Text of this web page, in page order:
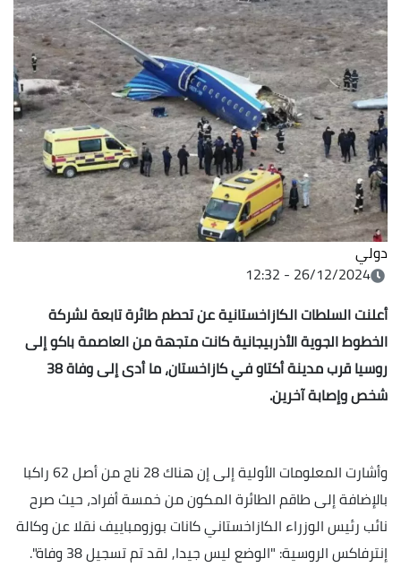
دولي
26/12/2024 - 12:32
أعلنت السلطات الكازاخستانية عن تحطم طائرة تابعة لشركة
الخطوط الجوية الأذربيجانية كانت متجهة من العاصمة باكو إلى
روسيا قرب مدينة أكتاو في كازاخستان، ما أدى إلى وفاة 38
شخص وإصابة آخرين.
وأشارت المعلومات الأولية إلى إن هناك 28 ناج من أصل 62 راكبا
بالإضافة إلى طاقم الطائرة المكون من خمسة أفراد، حيث صرح
نائب رئيس الوزراء الكازاخستاني كانات بوزومباييف نقلا عن وكالة
إنترفاكس الروسية: "الوضع ليس جيدا, لقد تم تسجيل 38 وفاة".